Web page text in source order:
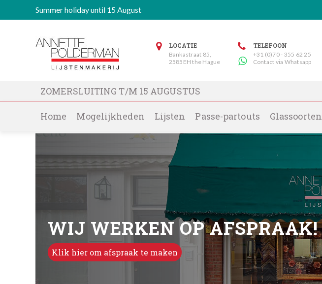
Summer holiday until 15 August
LOCATIE
Bankastraat 85,
2585EH the Hague
TELEFOON
+31 (0)70 - 355 62 25
Contact via Whatsapp
ZOMERSLUITING T/M 15 AUGUSTUS
Home Mogelijkheden Lijsten Passe-partouts Glassoorten
WIJ WERKEN OP AFSPRAAK!
Klik hier om afspraak te maken